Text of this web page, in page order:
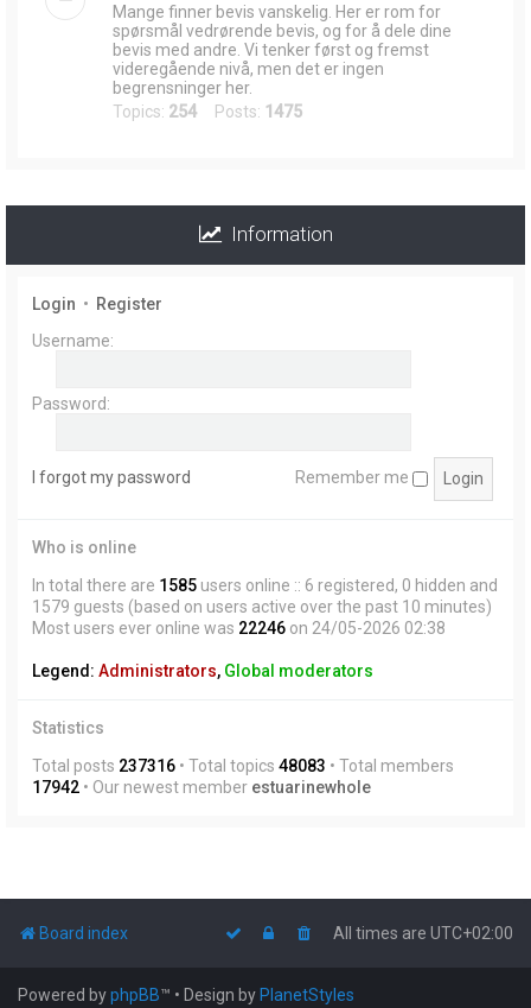
Mange finner bevis vanskelig. Her er rom for
spørsmål vedrørende bevis, og for å dele dine
bevis med andre. Vi tenker først og fremst
videregående nivå, men det er ingen
begrensninger her.
Topics: 254 Posts: 1475
Information
Login • Register
Username:
Password:
I forgot my password Remember me
Who is online
In total there are 1585 users online :: 6 registered, 0 hidden and
1579 guests (based on users active over the past 10 minutes)
Most users ever online was 22246 on 24/05-2026 02:38
Legend: Administrators, Global moderators
Statistics
Total posts 237316 • Total topics 48083 • Total members
17942 • Our newest member estuarinewhole
Board index All times are UTC+02:00
Powered byphpBB™ • Design by PlanetStyles